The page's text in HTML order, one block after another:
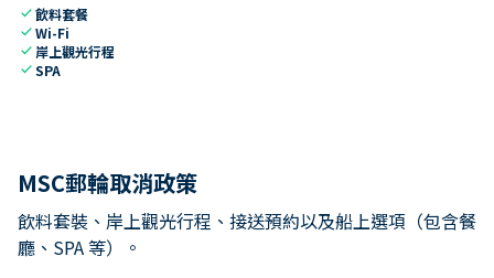
check飲料套餐
checkWi-Fi
check 岸上觀光行程
checkSPA
MSC郵輪取消政策
飲料套裝、岸上觀光行程、接送預約以及船上選項（包含餐
廳、SPA 等）。